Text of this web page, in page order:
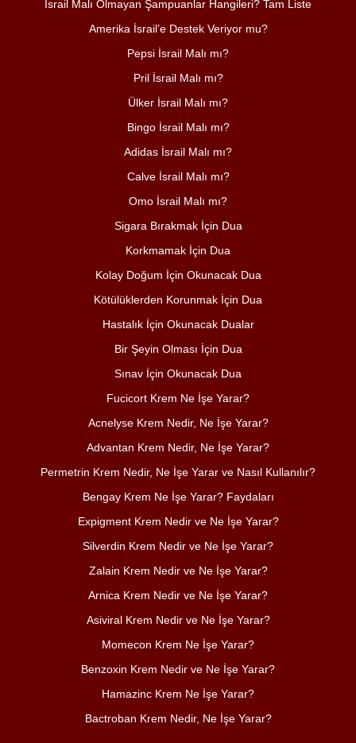
İsrail Malı Olmayan Şampuanlar Hangileri? Tam Liste
Amerika İsrail’e Destek Veriyor mu?
Pepsi İsrail Malı mı?
Pril İsrail Malı mı?
Ülker İsrail Malı mı?
Bingo İsrail Malı mı?
Adidas İsrail Malı mı?
Calve İsrail Malı mı?
Omo İsrail Malı mı?
Sigara Bırakmak İçin Dua
Korkmamak İçin Dua
Kolay Doğum İçin Okunacak Dua
Kötülüklerden Korunmak İçin Dua
Hastalık İçin Okunacak Dualar
Bir Şeyin Olması İçin Dua
Sınav İçin Okunacak Dua
Fucicort Krem Ne İşe Yarar?
Acnelyse Krem Nedir, Ne İşe Yarar?
Advantan Krem Nedir, Ne İşe Yarar?
Permetrin Krem Nedir, Ne İşe Yarar ve Nasıl Kullanılır?
Bengay Krem Ne İşe Yarar? Faydaları
Expigment Krem Nedir ve Ne İşe Yarar?
Silverdin Krem Nedir ve Ne İşe Yarar?
Zalain Krem Nedir ve Ne İşe Yarar?
Arnica Krem Nedir ve Ne İşe Yarar?
Asiviral Krem Nedir ve Ne İşe Yarar?
Momecon Krem Ne İşe Yarar?
Benzoxin Krem Nedir ve Ne İşe Yarar?
Hamazinc Krem Ne İşe Yarar?
Bactroban Krem Nedir, Ne İşe Yarar?